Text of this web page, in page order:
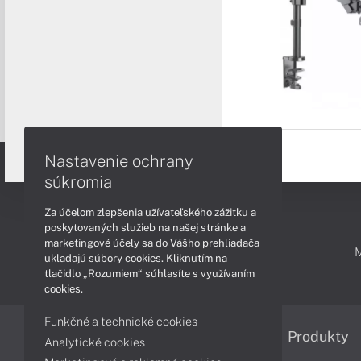
PODPORA A SERVIS
Informácie Produkty
Nastavenie ochrany
súkromia
Za účelom zlepšenia užívateľského zážitku a
poskytovaných služieb na našej stránke a
marketingové účely sa do Vášho prehliadača
ukladajú súbory cookies. Kliknutím na
tlačidlo „Rozumiem“ súhlasíte s využívaním
cookies.
Funkčné a technické cookies
Analytické cookies